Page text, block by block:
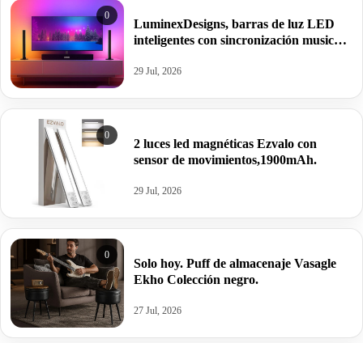
0
LuminexDesigns, barras de luz LED
inteligentes con sincronización musical
29 Jul, 2026
0
2 luces led magnéticas Ezvalo con
sensor de movimientos,1900mAh.
29 Jul, 2026
0
Solo hoy. Puff de almacenaje Vasagle
Ekho Colección negro.
27 Jul, 2026